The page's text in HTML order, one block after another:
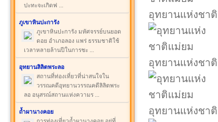
ปะทะจะเกิดฟ ...
ภูเขาหินปะการัง
ภูเขาหินปะการัง มหัศจรรย์บนยอด
ดอย อำเภอลอง แพร่ ธรรมชาติใช้
เวลาหลายล้านปีในการชะ ...
อุทยานลิลิตพระลอ
สถานที่ท่องเที่ยวที่น่าสนใจใน
วรรณคดีอุทยานวรรณคดีลิลิตพระ
ลอ อนุสรณ์สถานแห่งความร ...
ถ้ำผานางคอย
อุทยานแห่งชา
อุทยานแห่งชา
อุทยานแห่งชา